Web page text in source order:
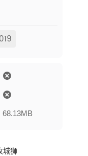
68.13MB
城狮